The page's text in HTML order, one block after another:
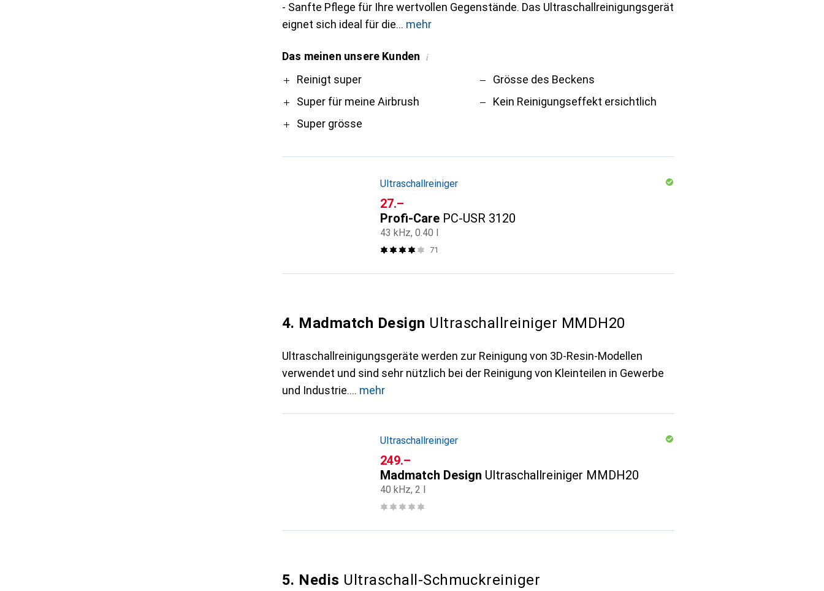
- Sanfte Pflege für Ihre wertvollen Gegenstände. Das Ultraschallreinigungsgerät
eignet sich ideal für die
mehr
Das meinen unsere Kunden i
ProReinigt super
Super für meine Airbrush
Super grösse
Contra
Grösse des Beckens
Kein Reinigungseffekt ersichtlich
Ultraschallreiniger
CHF
27.–
Profi-Care PC-USR 3120
43 kHz, 0.40 l
71
4. Madmatch Design Ultraschallreiniger MMDH20
Ultraschallreinigungsgeräte werden zur Reinigung von 3D-Resin-Modellen
verwendet und sind sehr nützlich bei der Reinigung von Kleinteilen in Gewerbe
und Industrie.
mehr
Ultraschallreiniger
CHF
249.–
Madmatch Design Ultraschallreiniger MMDH20
40 kHz, 2 l
5. Nedis Ultraschall-Schmuckreiniger